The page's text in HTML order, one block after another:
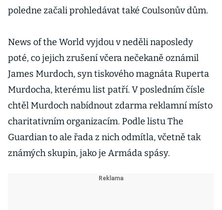
poledne začali prohledávat také Coulsonův dům.
News of the World vyjdou v neděli naposledy
poté, co jejich zrušení včera nečekaně oznámil
James Murdoch, syn tiskového magnáta Ruperta
Murdocha, kterému list patří. V posledním čísle
chtěl Murdoch nabídnout zdarma reklamní místo
charitativním organizacím. Podle listu The
Guardian to ale řada z nich odmítla, včetně tak
známých skupin, jako je Armáda spásy.